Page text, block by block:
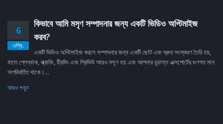
6
এপ্রি.
কিভাবে আমি মসৃণ সম্পাদনার জন্য একটি ভিডিও অপ্টিমাইজ
করব?
একটি ভিডিও অপ্টিমাইজ করলে সম্পাদনার জন্য একটি ছোট এবং দ্রুত সংস্করণ তৈরি হয়,
যাতে প্লেব্যাক, স্ক্রাবিং, ট্রিমিং এবং প্রিভিউ আরও মসৃণ হয় এবং আপনার চূড়ান্ত এক্সপোর্টের গুণগত মান
অপরিবর্তিত থাকে।...
আরও পড়ুন